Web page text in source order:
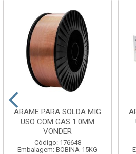
ARAME PARA SOLDA MIG
USO COM GAS 1.0MM
VONDER
Código: 176648
Embalagem: BOBINA-15KG